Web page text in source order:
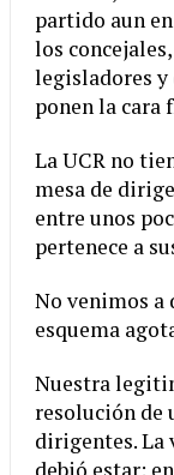
partido aun
los
legisladores
ponen la cara
La UCR no
mesa de
entre unos
pertenece a
No venimos a
esquema
Nuestra
resolución de
dirigentes. La